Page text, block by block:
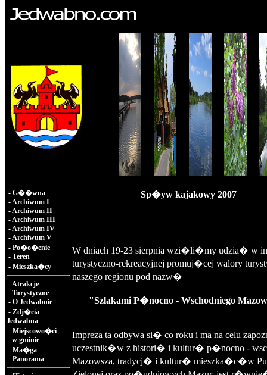
- G��wna
-Archiwum I
-Archiwum II
-Archiwum III
-Archiwum IV
-Archiwum V
- Po�o�enie
- Teren
- Mieszka�cy
-Atrakcje
Turystyczne
- O Jedwabnie
- Zdj�cia
Jedwabna
- Miejscowo�ci
w gminie
- Ma�ga
- Panorama
Sp�yw kajakowy 2007
W dniach 19-23 sierpnia wzi�li�my udzia� w
turystyczno-rekreacyjnej promuj�cej walory
naszego regionu pod nazw�
"Szlakami P�nocno - Wschodniego
Impreza ta odbywa si� co roku i ma na celu
uczestnik�w z histori� i kultur� p�nocno -
Mazowsza, tradycj� i kultur� mieszka�c�w